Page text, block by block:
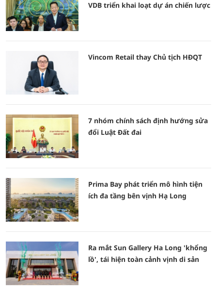
VDB triển khai loạt dự án chiến lược
Vincom Retail thay Chủ tịch HĐQT
7 nhóm chính sách định hướng sửa
đổi Luật Đất đai
Prima Bay phát triển mô hình tiện
ích đa tầng bên vịnh Hạ Long
Ra mắt Sun Gallery Ha Long 'khổng
lồ', tái hiện toàn cảnh vịnh di sản